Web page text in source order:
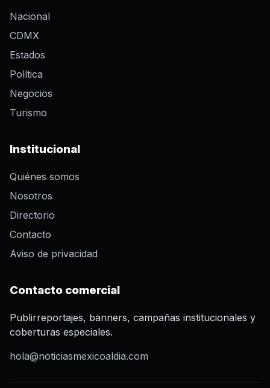
Nacional
CDMX
Estados
Política
Negocios
Turismo
Institucional
Quiénes somos
Nosotros
Directorio
Contacto
Aviso de privacidad
Contacto comercial
Publirreportajes, banners, campañas institucionales y
coberturas especiales.
hola@noticiasmexicoaldia.com